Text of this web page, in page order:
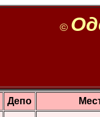
©
Депо